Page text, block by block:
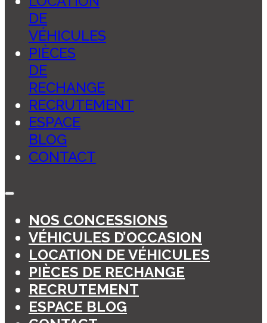
DE
VÉHICULES
PIÈCES
DE
RECHANGE
RECRUTEMENT
ESPACE
BLOG
CONTACT
NOS CONCESSIONS
VÉHICULES D’OCCASION
LOCATION DE VÉHICULES
PIÈCES DE RECHANGE
RECRUTEMENT
ESPACE BLOG